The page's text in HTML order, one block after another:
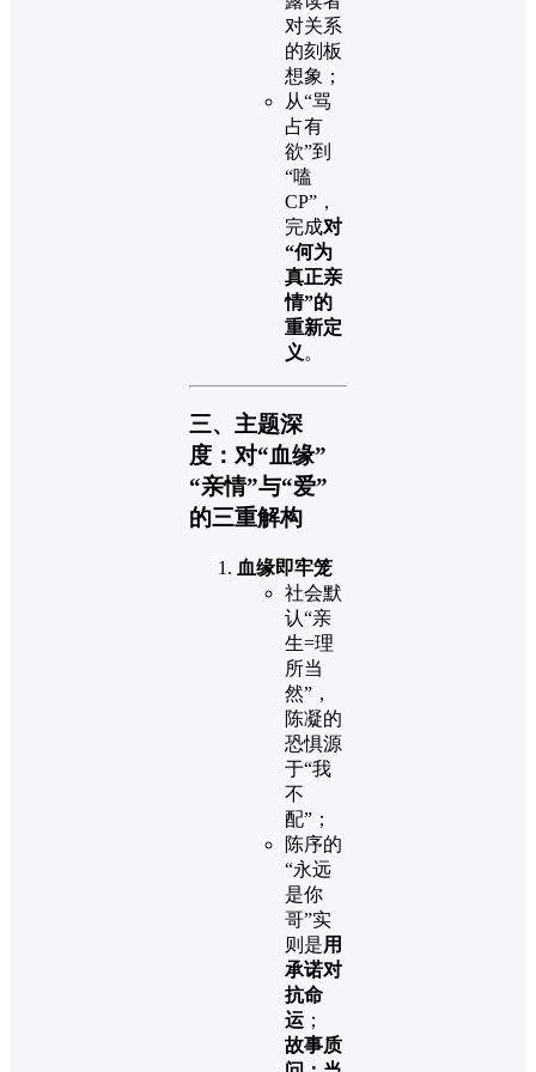
对关系
的刻板
想象；
从“骂
占有
欲”到
“嗑
CP”，
完成对
“何为
真正亲
情”的
重新定
义 。
三、主题深
度：对“血缘”
“亲情”与“爱”
的三重解构
血缘即牢笼
社会默
认“亲
生=理
所当
然”，
陈凝的
恐惧源
于“我
不
配”；
陈序的
“永远
是你
哥”实
则是用
承诺对
抗命
运 ；
故事质